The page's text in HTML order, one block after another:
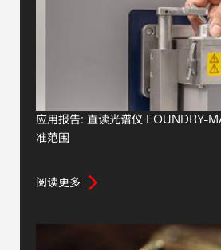
应用报告: 直读光谱仪 FOUNDRY-
准范围
阅读更多